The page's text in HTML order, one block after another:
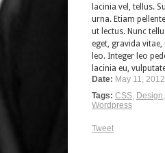
lacinia vel, tellus.
urna. Etiam
ut lectus. Nunc
eget, gravida vitae,
leo. Integer leo
lacinia eu,
Date: May 11, 2012
Tags: CSS Design
Wordpress
Tweet